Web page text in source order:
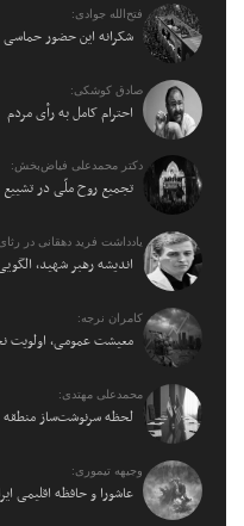
فتح‌الله جوادی:
شکرانه این حضور حماسی
صادق کوشکی:
احترام کامل به رأی مردم
دکتر محمدعلی فیاض‌بخش:
تجمیع روح ملّی در تشییع
یادداشت فرید دهقانی در
اندیشه رهبر شهید،
کامران نرجه:
معیشت عمومی،
محمدعلی مهتدی:
لحظه سرنوشت‌ساز منطقه
وجیهه تیموری:
عاشورا و حافظه اقلیمی